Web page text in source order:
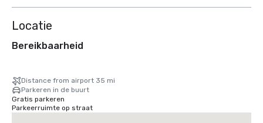
Locatie
Bereikbaarheid
Distance from airport 35 mi
Parkeren in de buurt
Gratis parkeren
Parkeerruimte op straat